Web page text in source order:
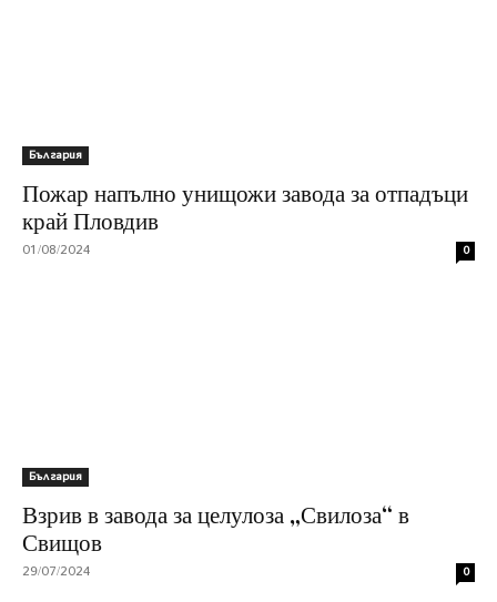
България
Пожар напълно унищожи завода за отпадъци
край Пловдив
01/08/2024 0
България
Взрив в завода за целулоза „Свилоза“ в
Свищов
29/07/2024 0